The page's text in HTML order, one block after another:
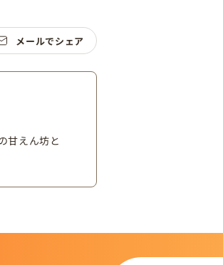
甘えん坊と
メールでシェア